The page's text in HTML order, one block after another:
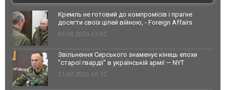
Кремль не готовий до компромісів і прагне
досягти своїх цілей війною, - Foreign Affairs
03.08.2026 13:02
Звільнення Сирського знаменує кінець епохи
"старої гвардії" в українській армії — NYT
23.07.2026 10:32